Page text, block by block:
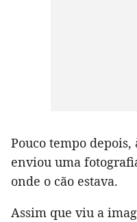
Pouco tempo depois,
enviou uma
onde o cão estava.
Assim que viu a